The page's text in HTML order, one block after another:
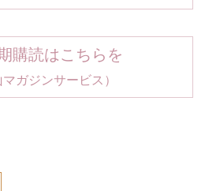
購読はこちらを
ガジンサービス）